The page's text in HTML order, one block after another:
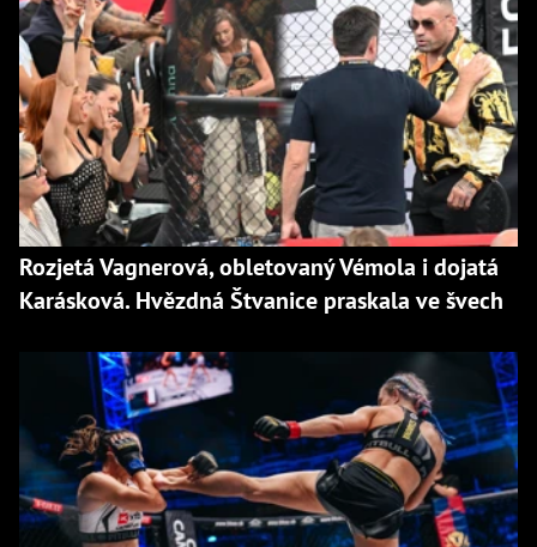
Rozjetá Vagnerová, obletovaný Vémola i dojatá
Karásková. Hvězdná Štvanice praskala ve švech